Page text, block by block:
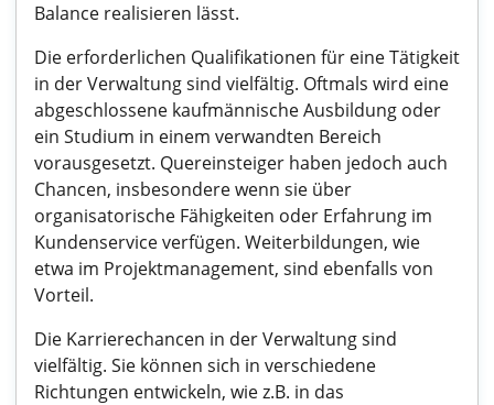
Balance realisieren lässt.
Die erforderlichen Qualifikationen für eine Tätigkeit
in der Verwaltung sind vielfältig. Oftmals wird eine
abgeschlossene kaufmännische Ausbildung oder
ein Studium in einem verwandten Bereich
vorausgesetzt. Quereinsteiger haben jedoch auch
Chancen, insbesondere wenn sie über
organisatorische Fähigkeiten oder Erfahrung im
Kundenservice verfügen. Weiterbildungen, wie
etwa im Projektmanagement, sind ebenfalls von
Vorteil.
Die Karrierechancen in der Verwaltung sind
vielfältig. Sie können sich in verschiedene
Richtungen entwickeln, wie z.B. in das